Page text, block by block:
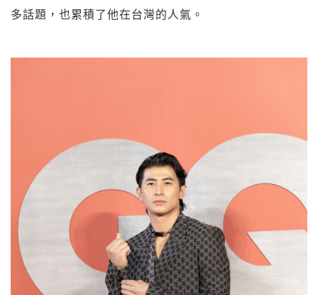
多話題，也累積了他在台灣的人氣。